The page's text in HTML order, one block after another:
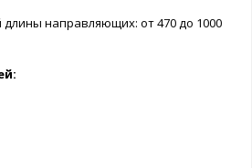
направляющих: от 470 до 1000